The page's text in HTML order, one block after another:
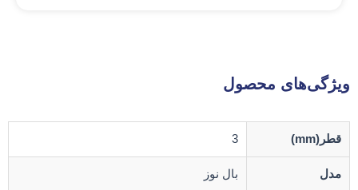
ویژگی‌های محصول
قطر(mm) 3
مدل بال نوز